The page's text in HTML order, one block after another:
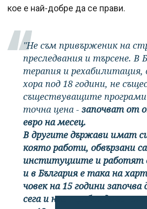
кое е най-добре да се прави.
"Не съм привърженик на
преследвания и търсене. В
терапия и рехабилитация,
хора под 18 години, не
съществуващите
точна цена - започват от
евро на месец.
В другите държави имат
която работи, обвързани са
институциите и работят
и в България е така на
човек на 15 години започва
сега и ние трябва да го